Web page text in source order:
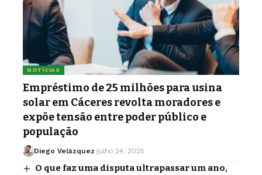
NOTÍCIAS
Empréstimo de 25 milhões para usina
solar em Cáceres revolta moradores e
expõe tensão entre poder público e
população
Diego Velázquez julho 24, 2025
O que faz uma disputa ultrapassar um ano,